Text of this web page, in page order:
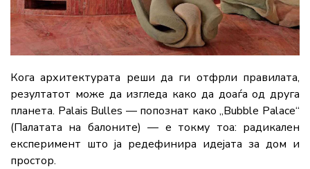
Кога архитектурата реши да ги отфрли правилата,
резултатот може да изгледа како да доаѓа од друга
планета. Palais Bulles — попознат како „Bubble Palace“
(Палатата на балоните) — е токму тоа: радикален
експеримент што ја редефинира идејата за дом и
простор.